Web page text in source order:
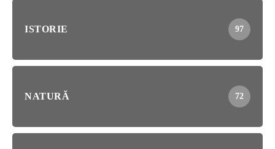
ISTORIE 97
NATURĂ 72